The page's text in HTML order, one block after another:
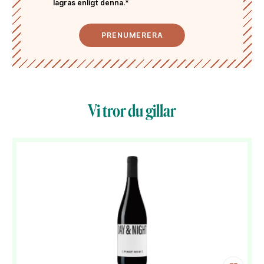
lagras enligt denna.*
PRENUMERERA
Vi tror du gillar